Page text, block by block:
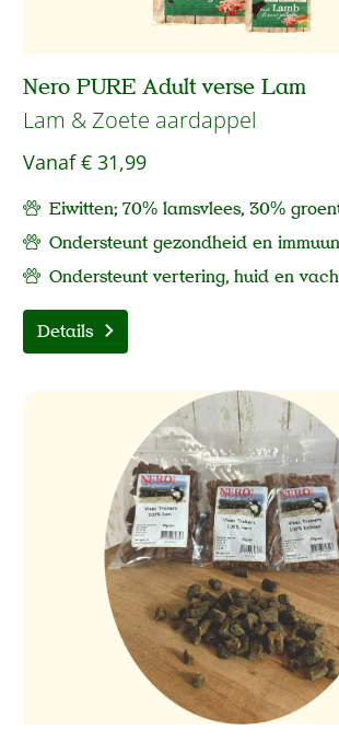
Nero PURE Adult verse Lam
Lam & Zoete aardappel
Vanaf€ 31,99
Eiwitten; 70% lamsvlees, 30%
Ondersteunt gezondheid en immuun
Ondersteunt vertering, huid en
Details